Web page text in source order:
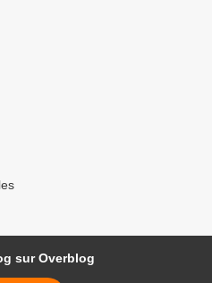
sur Overblog